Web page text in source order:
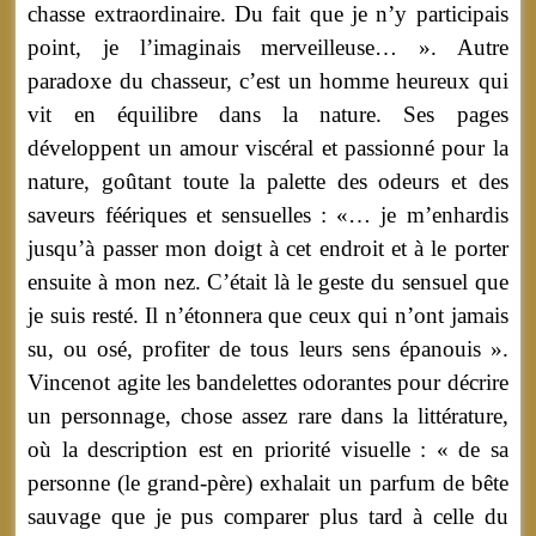
chasse extraordinaire. Du fait que je n’y participais
point, je l’imaginais merveilleuse… ». Autre
paradoxe du chasseur, c’est un homme heureux qui
vit en équilibre dans la nature. Ses pages
développent un amour viscéral et passionné pour la
nature, goûtant toute la palette des odeurs et des
saveurs féériques et sensuelles : «… je m’enhardis
jusqu’à passer mon doigt à cet endroit et à le porter
ensuite à mon nez. C’était là le geste du sensuel que
je suis resté. Il n’étonnera que ceux qui n’ont jamais
su, ou osé, profiter de tous leurs sens épanouis ».
Vincenot agite les bandelettes odorantes pour décrire
un personnage, chose assez rare dans la littérature,
où la description est en priorité visuelle : « de sa
personne (le grand-père) exhalait un parfum de bête
sauvage que je pus comparer plus tard à celle du